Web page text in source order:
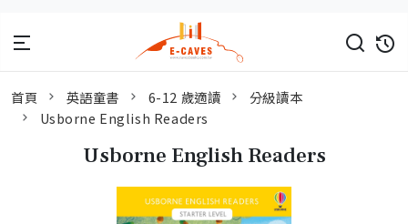
首頁 英語童書 6-12 歲適讀
分級讀本
Usborne English Readers
Usborne English Readers